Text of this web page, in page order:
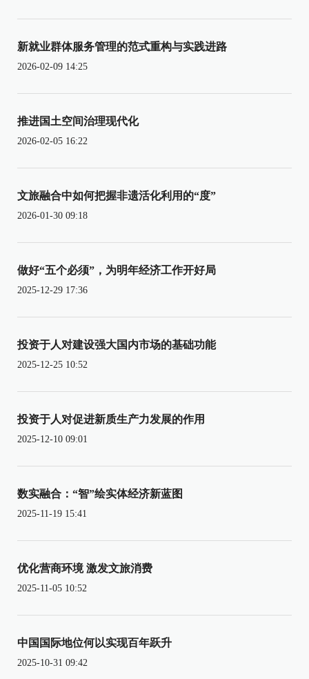
新就业群体服务管理的范式重构与实践进路
2026-02-09 14:25
推进国土空间治理现代化
2026-02-05 16:22
文旅融合中如何把握非遗活化利用的“度”
2026-01-30 09:18
做好“五个必须”，为明年经济工作开好局
2025-12-29 17:36
投资于人对建设强大国内市场的基础功能
2025-12-25 10:52
投资于人对促进新质生产力发展的作用
2025-12-10 09:01
数实融合：“智”绘实体经济新蓝图
2025-11-19 15:41
优化营商环境 激发文旅消费
2025-11-05 10:52
中国国际地位何以实现百年跃升
2025-10-31 09:42